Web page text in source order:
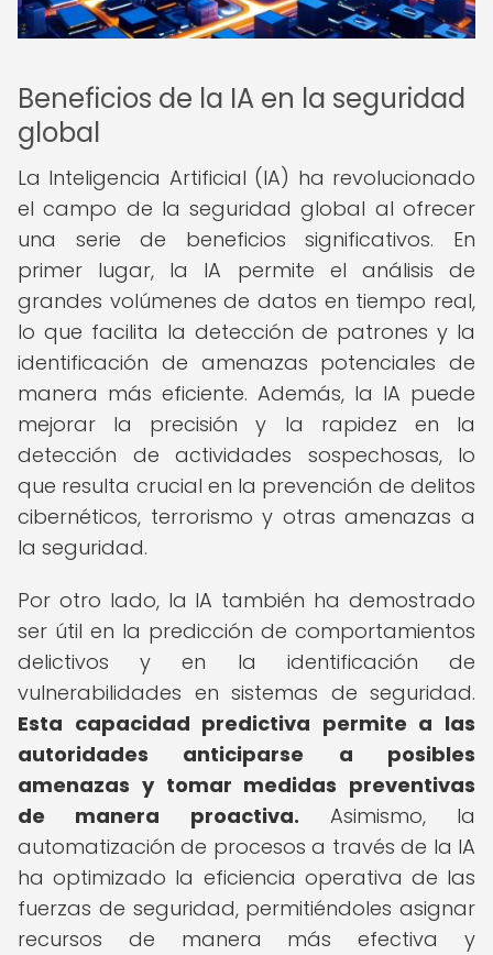
Beneficios de la IA en la seguridad
global
La Inteligencia Artificial (IA) ha revolucionado
el campo de la seguridad global al ofrecer
una serie de beneficios significativos. En
primer lugar, la IA permite el análisis de
grandes volúmenes de datos en tiempo real,
lo que facilita la detección de patrones y la
identificación de amenazas potenciales de
manera más eficiente. Además, la IA puede
mejorar la precisión y la rapidez en la
detección de actividades sospechosas, lo
que resulta crucial en la prevención de delitos
cibernéticos, terrorismo y otras amenazas a
la seguridad.
Por otro lado, la IA también ha demostrado
ser útil en la predicción de comportamientos
delictivos y en la identificación de
vulnerabilidades en sistemas de seguridad.
Esta capacidad predictiva permite a las
autoridades anticiparse a posibles
amenazas y tomar medidas preventivas
de manera proactiva. Asimismo, la
automatización de procesos a través de la IA
ha optimizado la eficiencia operativa de las
fuerzas de seguridad, permitiéndoles asignar
recursos de manera más efectiva y